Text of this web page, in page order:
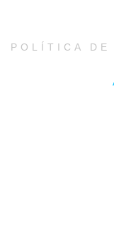
POLÍTICA DE